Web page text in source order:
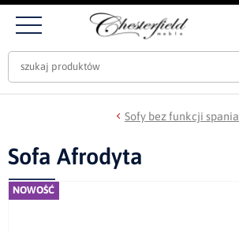
Sofy bez funkcji spania
NOWOŚĆ
Sofa Afrodyta